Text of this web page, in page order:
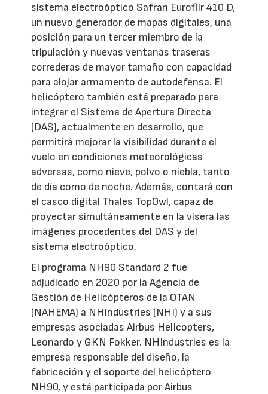
sistema electroóptico Safran Euroflir 410 D,
un nuevo generador de mapas digitales, una
posición para un tercer miembro de la
tripulación y nuevas ventanas traseras
correderas de mayor tamaño con capacidad
para alojar armamento de autodefensa. El
helicóptero también está preparado para
integrar el Sistema de Apertura Directa
(DAS), actualmente en desarrollo, que
permitirá mejorar la visibilidad durante el
vuelo en condiciones meteorológicas
adversas, como nieve, polvo o niebla, tanto
de día como de noche. Además, contará con
el casco digital Thales TopOwl, capaz de
proyectar simultáneamente en la visera las
imágenes procedentes del DAS y del
sistema electroóptico.
El programa NH90 Standard 2 fue
adjudicado en 2020 por la Agencia de
Gestión de Helicópteros de la OTAN
(NAHEMA) a NHIndustries (NHI) y a sus
empresas asociadas Airbus Helicopters,
Leonardo y GKN Fokker. NHIndustries es la
empresa responsable del diseño, la
fabricación y el soporte del helicóptero
NH90, y está participada por Airbus